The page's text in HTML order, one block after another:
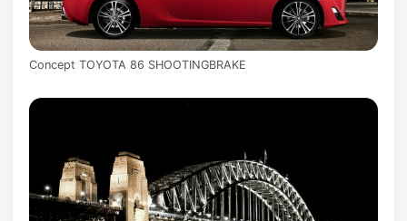
Concept TOYOTA 86 SHOOTINGBRAKE